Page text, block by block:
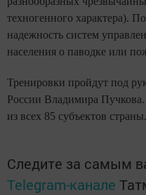
техногенного характера).
надежность систем
населения о паводке или
Тренировки пройдут под
России Владимира
из всех 85 субъектов страны.
Следите за самым
Telegram-канале